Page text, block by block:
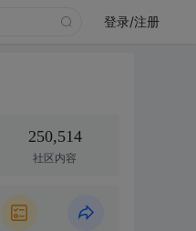
登录/注册
250,514
社区内容